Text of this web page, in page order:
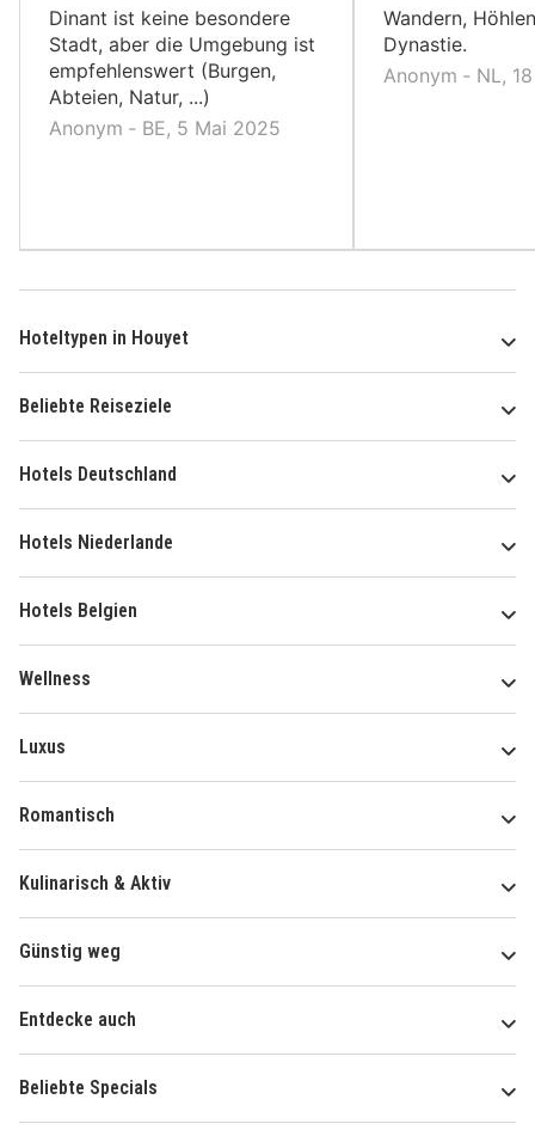
Dinant ist keine besondere
Stadt, aber die Umgebung ist
empfehlenswert (Burgen,
Abteien, Natur, ...)
Anonym ‐ BE, 5 Mai 2025
Wandern,
Dynastie.
Anonym ‐ NL,
Hoteltypen in Houyet
Beliebte Reiseziele
Hotels Deutschland
Hotels Niederlande
Hotels Belgien
Wellness
Luxus
Romantisch
Kulinarisch & Aktiv
Günstig weg
Entdecke auch
Beliebte Specials